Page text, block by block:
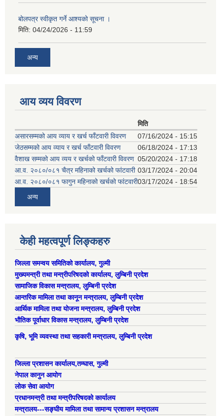
बोलपत्र स्वीकृत गर्ने आश्यको सूचना ।
मिति: 04/24/2026 - 11:59
अन्य
आय व्यय विवरण
मिति
असारसम्मको आय व्याय र खर्च फाँटवारी विवरण
07/16/2024 - 15:15
जेठसम्मको आय व्याय र खर्च फाँटवारी विवरण
06/18/2024 - 17:13
वैशाख सम्मको आय व्यय र खर्चको फाँटवारी विवरण 05/20/2024 - 17:18
आ.व. २०८०/०८१ चैत्र महिनाको खर्चको फांटवारी 03/17/2024 - 20:04
आ.व. २०८०/०८१ फागुन महिनाको खर्चको फांटवारी03/17/2024 - 18:54
अन्य
केही महत्वपूर्ण लिङ्कहरु
जिल्ला समन्वय समितिको कार्यालय, गुल्मी
मुख्यमन्त्री तथा मन्त्रीपरिषदको कार्यालय, लुम्बिनी प्रदेश
सामाजिक विकास मन्त्रालय, लुम्बिनी प्रदेश
आन्तरिक मामिला तथा कानून मन्त्रालय, लुम्बिनी प्रदेश
आर्थिक मामिला तथा योजना मन्त्रालय, लुम्बिनी प्रदेश
भौतिक पूर्वाधार विकास मन्त्रालय, लुम्बिनी प्रदेश
कृषि, भूमि व्यवस्था तथा सहकारी मन्त्रालय, लुम्बिनी प्रदेश
जिल्ला प्रशासन कार्यालय,तम्घास, गुल्मी
नेपाल कानुन आयोग
लोक सेवा आयोग
प्रधानमन्त्री तथा मन्त्रीपरिषदको कार्यालय
मन्त्रालय---सङ्घीय मामिला तथा सामान्य प्रशासन मन्त्रालय